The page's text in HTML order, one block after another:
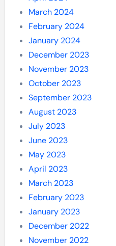
March 2024
February 2024
January 2024
December 2023
November 2023
October 2023
September 2023
August 2023
July 2023
June 2023
May 2023
April 2023
March 2023
February 2023
January 2023
December 2022
November 2022